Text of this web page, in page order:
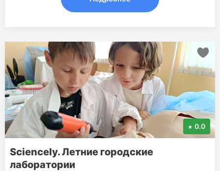
0.0
Sciencely. Летние городские
лаборатории